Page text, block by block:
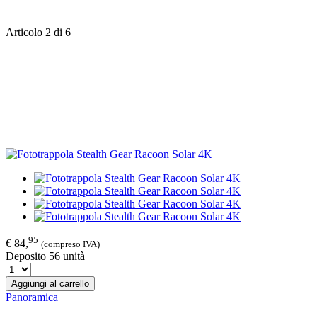
Articolo 2 di 6
€ 84,95 (compreso IVA)
Deposito 56 unità
Aggiungi al carrello
Panoramica